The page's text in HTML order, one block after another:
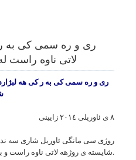
ری و ره سمی کی به ر
لاتی ناوه راست
ری و ره سمی کی به ر کی هه
٨ ى ئاوريلى ٢٠١٤ زايينى
روژی سی مانگی ئاوریل شاری سه
شایسته ی روژهه لاتی ناوه راست و بنه ماله کانیان بوو.